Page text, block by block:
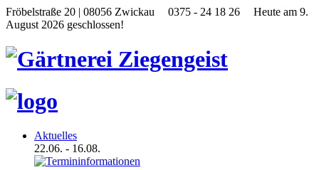
Fröbelstraße 20 | 08056 Zwickau 0375 - 24 18 26
Heute am 9.
August 2026 geschlossen!
Aktuelles
22.06. - 16.08.